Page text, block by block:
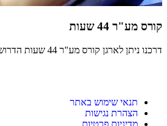
קורס מע"ר 44 שעות
דרכנו ניתן לארגן קורס מע"ר 44 שעות הדרוש למבחן מורי הדרך.
תנאי שימוש באתר
הצהרת נגישות
מדיניות פרטיות